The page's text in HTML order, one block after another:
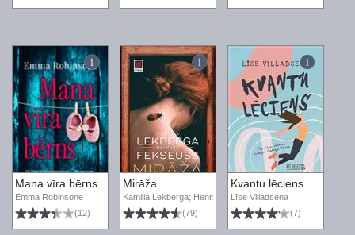
Mana vīra bērns
Emma Robinsone
(12)
Mirāža
Kamilla Lekberga; Henriks Fekseuss
(79)
Kvantu lēciens
Līse Villadsena
(7)